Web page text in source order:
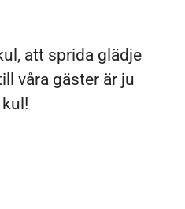
att sprida glädje
våra gäster är ju